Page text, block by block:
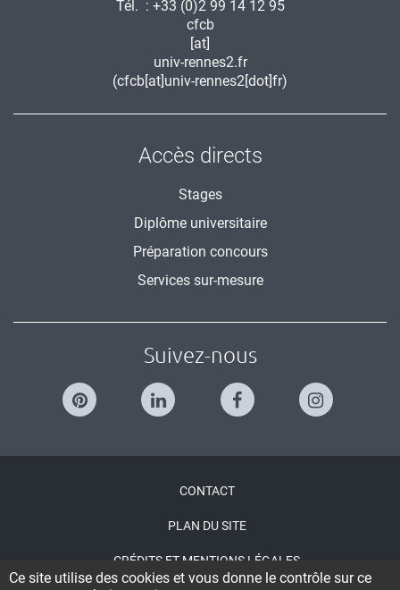
Ce site utilise des cookies et vous donne le contrôle sur ce
Tél. : +33 (0)2 99 14 12 95
cfcb
[at]
univ-rennes2.fr
(cfcb[at]univ-rennes2[dot]fr)
Accès directs
Stages
Diplôme universitaire
Préparation concours
Services sur-mesure
Suivez-nous
page
CONTACT
PLAN DU SITE
CRÉDITS ET MENTIONS LÉGALES